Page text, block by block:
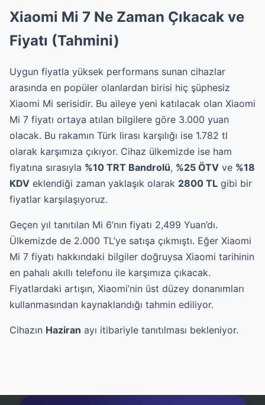
Xiaomi Mi 7 Ne Zaman Çıkacak ve
Fiyatı (Tahmini)
Uygun fiyatla yüksek performans sunan cihazlar
arasında en popüler olanlardan birisi hiç şüphesiz
Xiaomi Mi serisidir. Bu aileye yeni katılacak olan Xiaomi
Mi 7 fiyatı ortaya atılan bilgilere göre 3.000 yuan
olacak. Bu rakamın Türk lirası karşılığı ise 1.782 tl
olarak karşımıza çıkıyor. Cihaz ülkemizde ise ham
fiyatına sırasıyla %10 TRT Bandrolü, %25 ÖTV ve %18
KDV eklendiği zaman yaklaşık olarak 2800 TL gibi bir
fiyatlar karşılaşıyoruz.
Geçen yıl tanıtılan Mi 6’nın fiyatı 2,499 Yuan’dı.
Ülkemizde de 2.000 TL’ye satışa çıkmıştı. Eğer Xiaomi
Mi 7 fiyatı hakkındaki bilgiler doğruysa Xiaomi tarihinin
en pahalı akıllı telefonu ile karşımıza çıkacak.
Fiyatlardaki artışın, Xiaomi’nin üst düzey donanımları
kullanmasından kaynaklandığı tahmin ediliyor.
Cihazın Haziran ayı itibariyle tanıtılması bekleniyor.